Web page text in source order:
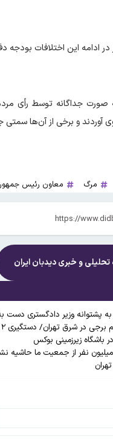
در ادامه این اختلافات
جداگانه توسط رأی
و برخی از آن‌ها سمتی
مرگ معاون رئیس جمهور
تحلیلی و خبریدیدبان ایران
وزیر دادگستری دست به